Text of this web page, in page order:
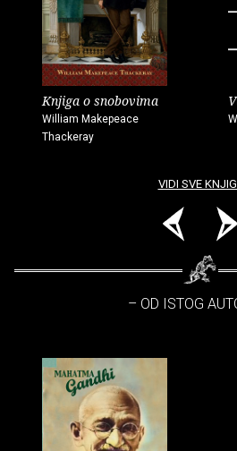
Knjiga o snobovima
William Makepeace
Thackeray
VIDI SVE
– OD ISTOG